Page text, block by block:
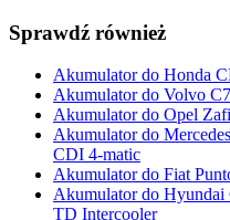
Sprawdź również
Akumulator do Honda
Akumulator do Volvo
Akumulator do Opel
Akumulator do
CDI 4-matic
Akumulator do Fiat
Akumulator do
TD Intercooler